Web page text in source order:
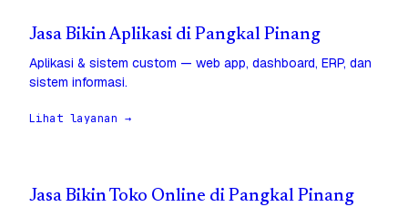
Jasa Bikin Aplikasi di Pangkal Pinang
Aplikasi & sistem custom — web app, dashboard, ERP, dan
sistem informasi.
Lihat layanan →
Jasa Bikin Toko Online di Pangkal Pinang